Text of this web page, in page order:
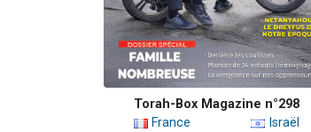
Torah-Box Magazine n°298
France
Israël